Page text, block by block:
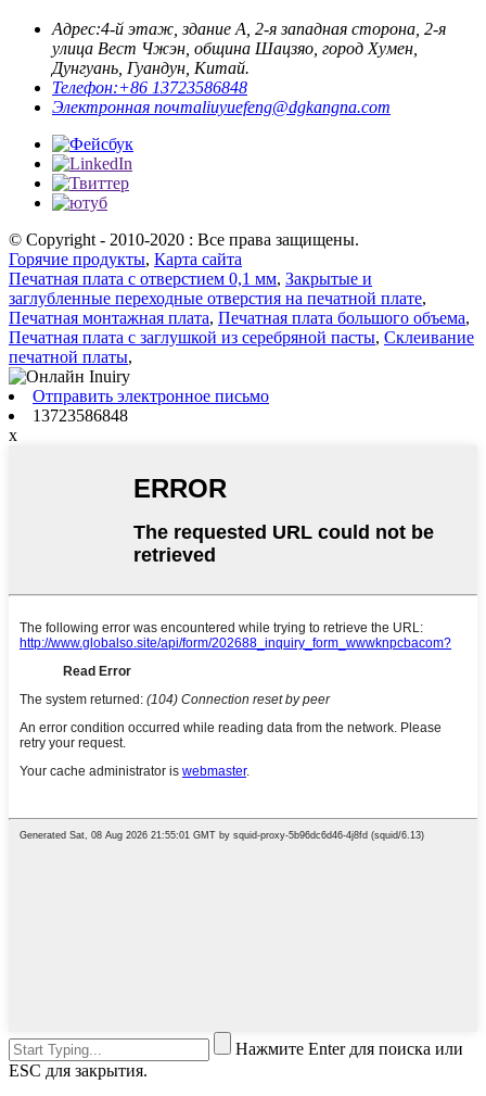
Адрес:4-й этаж, здание А, 2-я западная сторона, 2-я
улица Вест Чжэн, община Шацзяо, город Хумен,
Дунгуань, Гуандун, Китай.
Телефон:+86 13723586848
Электронная почтаliuyuefeng@dgkangna.com
© Copyright - 2010-2020 : Все права защищены.
Горячие продукты, Карта сайта
Печатная плата с отверстием 0,1 мм, Закрытые и
заглубленные переходные отверстия на печатной плате,
Печатная монтажная плата, Печатная плата большого объема,
Печатная плата с заглушкой из серебряной пасты, Склеивание
печатной платы,
Отправить электронное письмо
13723586848
x
Нажмите Enter для поиска или
ESC для закрытия.